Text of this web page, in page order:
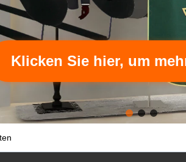
Klicken Sie hier, um